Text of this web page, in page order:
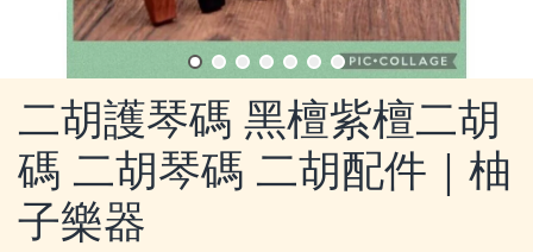
二胡護琴碼 黑檀紫檀二胡
碼 二胡琴碼 二胡配件｜柚
子樂器